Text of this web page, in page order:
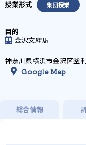
集団授業
金沢文庫駅
神奈川県横浜市金沢区釜
Google Map
総合情報